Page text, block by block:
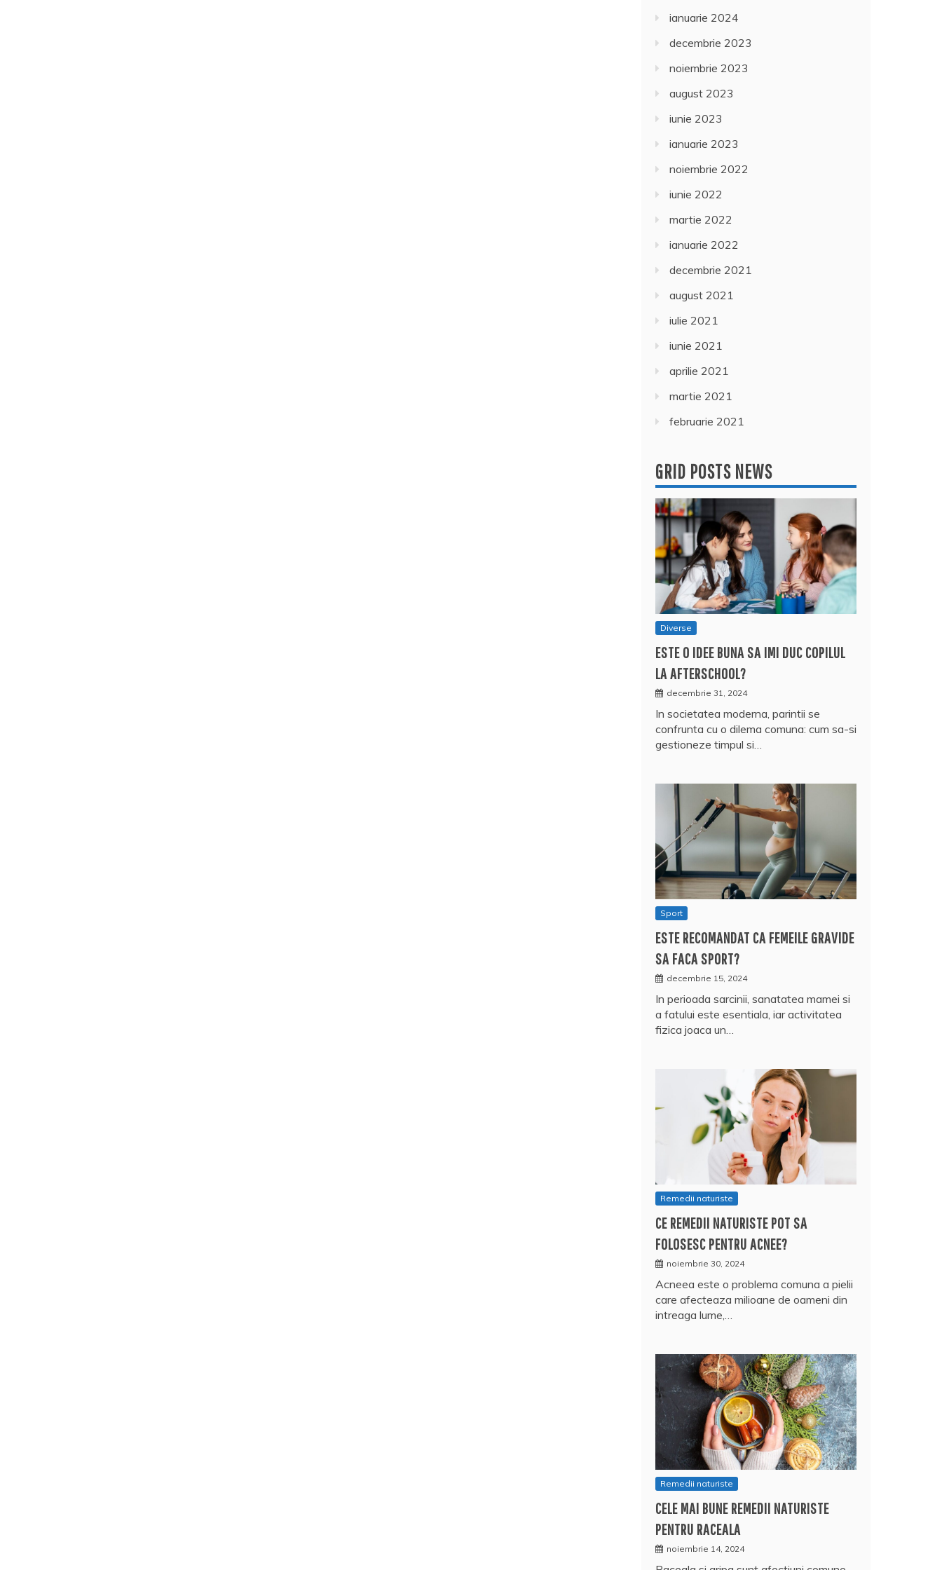
ianuarie 2024
decembrie 2023
noiembrie 2023
august 2023
iunie 2023
ianuarie 2023
noiembrie 2022
iunie 2022
martie 2022
ianuarie 2022
decembrie 2021
august 2021
iulie 2021
iunie 2021
aprilie 2021
martie 2021
februarie 2021
GRID POSTS NEWS
Diverse
ESTE O IDEE BUNA SA IMI DUC COPILUL
LA AFTERSCHOOL?
decembrie 31, 2024
In societatea moderna, parintii se
confrunta cu o dilema comuna: cum sa-si
gestioneze timpul si…
Sport
ESTE RECOMANDAT CA FEMEILE GRAVIDE
SA FACA SPORT?
decembrie 15, 2024
In perioada sarcinii, sanatatea mamei si
a fatului este esentiala, iar activitatea
fizica joaca un…
Remedii naturiste
CE REMEDII NATURISTE POT SA
FOLOSESC PENTRU ACNEE?
noiembrie 30, 2024
Acneea este o problema comuna a pielii
care afecteaza milioane de oameni din
intreaga lume,…
Remedii naturiste
CELE MAI BUNE REMEDII NATURISTE
PENTRU RACEALA
noiembrie 14, 2024